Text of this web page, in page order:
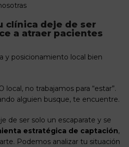
clínica deje de ser
a atraer pacientes
y posicionamiento local bien
local, no trabajamos para “estar”.
alguien busque, te encuentre.
de ser solo un escaparate y se
estratégica de captación,
Podemos analizar tu situación